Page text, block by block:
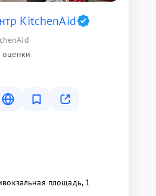
KitchenAid
площадь, 1